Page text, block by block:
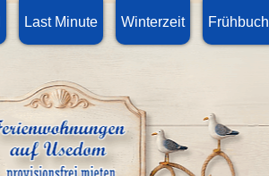
Last Minute Winterzeit